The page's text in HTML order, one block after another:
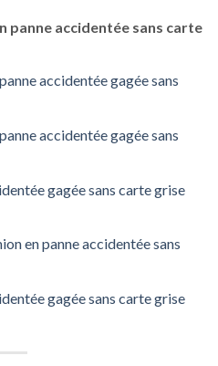
panne accidentée sans carte
accidentée gagée sans
accidentée gagée sans
gagée sans carte grise
en panne accidentée sans
gagée sans carte grise